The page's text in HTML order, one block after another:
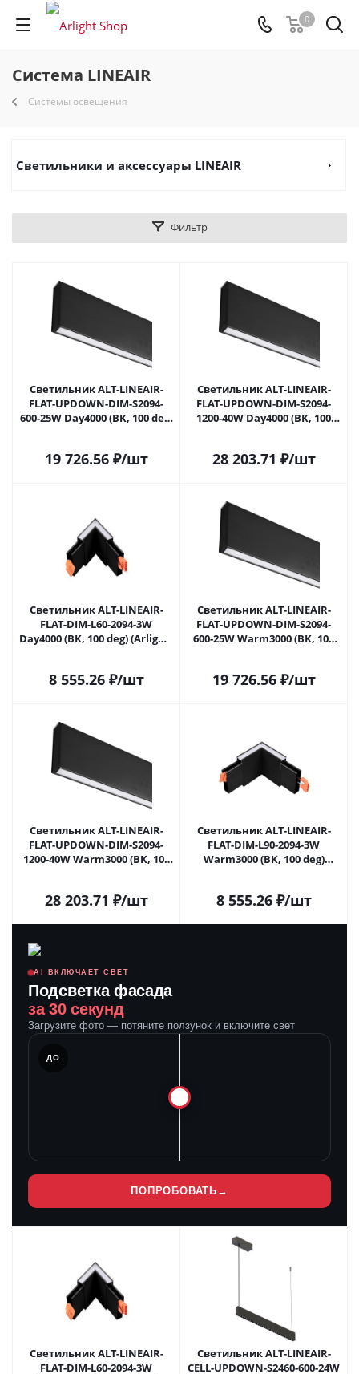
0
Система LINEAIR
Системы освещения
Светильники и аксессуары LINEAIR
Фильтр
Светильник ALT-LINEAIR-
FLAT-UPDOWN-DIM-S2094-
600-25W Day4000 (BK, 100 deg,
19 726.56₽/шт
Светильник ALT-LINEAIR-
FLAT-UPDOWN-DIM-S2094-
1200-40W Day4000 (BK, 100
28 203.71 ₽/шт
Светильник ALT-LINEAIR-
FLAT-DIM-L60-2094-3W
Day4000 (BK, 100 deg) (Arlight,
8 555.26₽/шт
Светильник ALT-LINEAIR-
FLAT-UPDOWN-DIM-S2094-
600-25W Warm3000 (BK, 100
19 726.56₽/шт
Светильник ALT-LINEAIR-
FLAT-UPDOWN-DIM-S2094-
1200-40W Warm3000 (BK, 100
28 203.71 ₽/шт
Светильник ALT-LINEAIR-
FLAT-DIM-L90-2094-3W
Warm3000 (BK, 100 deg)
8 555.26₽/шт
AI ВКЛЮЧАЕТ СВЕТ
Подсветка фасада
за 30 секунд
Загрузите фото — потяните ползунок и включите свет
ДО
ПОПРОБОВАТЬ →
Светильник ALT-LINEAIR-
FLAT-DIM-L60-2094-3W
Светильник ALT-LINEAIR-
CELL-UPDOWN-S2460-600-24W